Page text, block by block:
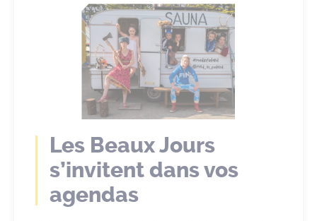
Les Beaux Jours
s’invitent dans vos
agendas